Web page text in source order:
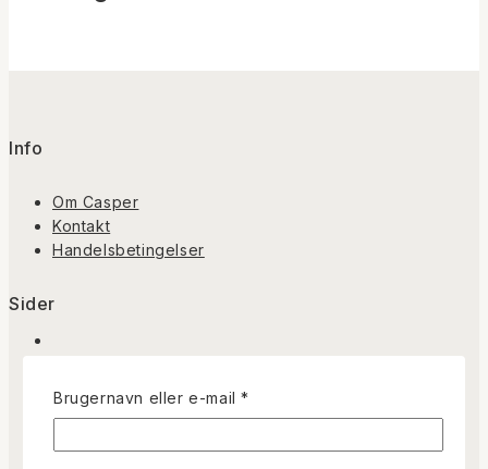
Info
Om Casper
Kontakt
Handelsbetingelser
Sider
Tegneserier
Illustrationer
Brugernavn eller e-mail*